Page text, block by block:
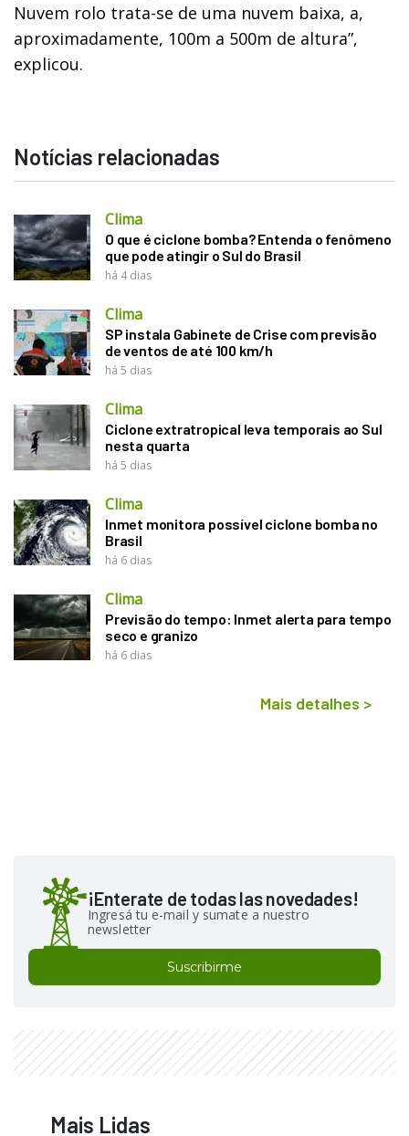
Nuvem rolo trata-se de uma nuvem baixa, a,
aproximadamente, 100m a 500m de altura”,
explicou.
Notícias relacionadas
Clima
O que é ciclone bomba? Entenda o fenômeno
que pode atingir o Sul do Brasil
há 4 dias
Clima
SP instala Gabinete de Crise com previsão
de ventos de até 100 km/h
há 5 dias
Clima
Ciclone extratropical leva temporais ao Sul
nesta quarta
há 5 dias
Clima
Inmet monitora possível ciclone bomba no
Brasil
há 6 dias
Clima
Previsão do tempo: Inmet alerta para tempo
seco e granizo
há 6 dias
Mais detalhes >
¡Enterate de todas las novedades!
Ingresá tu e-mail y sumate a nuestro
newsletter
Suscribirme
Mais Lidas